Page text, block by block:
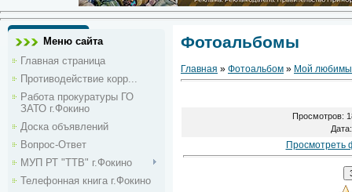
Меню сайта
Главная страница
Противодействие корр...
Работа прокуратуры ГО
ЗАТО г.Фокино
Доска объявлений
Вопрос-Ответ
МУП РТ "ТТВ" г.Фокино
Телефонная книга г.Фокино
Фотоальбомы
Главная » Фотоальбом » Мой
Просмотров:
Дата
Просмотреть